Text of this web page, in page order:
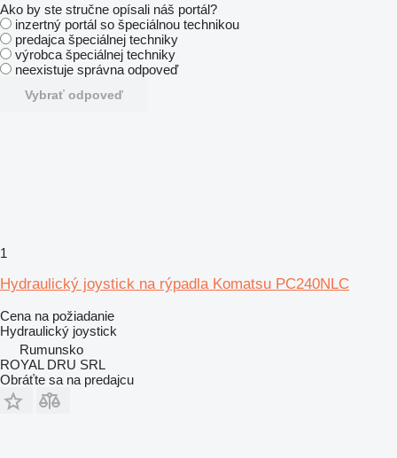
Ako by ste stručne opísali náš portál?
inzertný portál so špeciálnou technikou
predajca špeciálnej techniky
výrobca špeciálnej techniky
neexistuje správna odpoveď
Vybrať odpoveď
1
Hydraulický joystick na rýpadla Komatsu PC240NLC
Cena na požiadanie
Hydraulický joystick
Rumunsko
ROYAL DRU SRL
Obráťte sa na predajcu